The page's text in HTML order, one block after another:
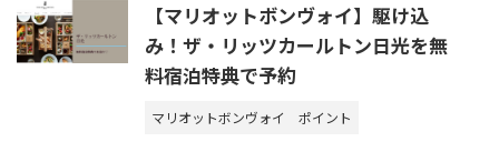
【マリオットボンヴォイ】駆け込
み！ザ・リッツカールトン日光を無
料宿泊特典で予約
マリオットボンヴォイ ポイント